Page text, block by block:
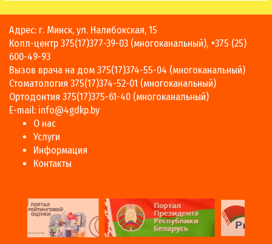
Адрес: г. Минск, ул. Налибокская, 15
Колл-центр 375(17)377-39-03 (многоканальный), +375 (25)
600-49-93
Вызов врача на дом 375(17)374-55-04 (многоканальный)
Стоматология 375(17)374-52-01 (многоканальный)
Ортодонтия 375(17)375-61-40 (многоканальный)
E-mail: info@4gdkp.by
О нас
Услуги
Информация
Контакты